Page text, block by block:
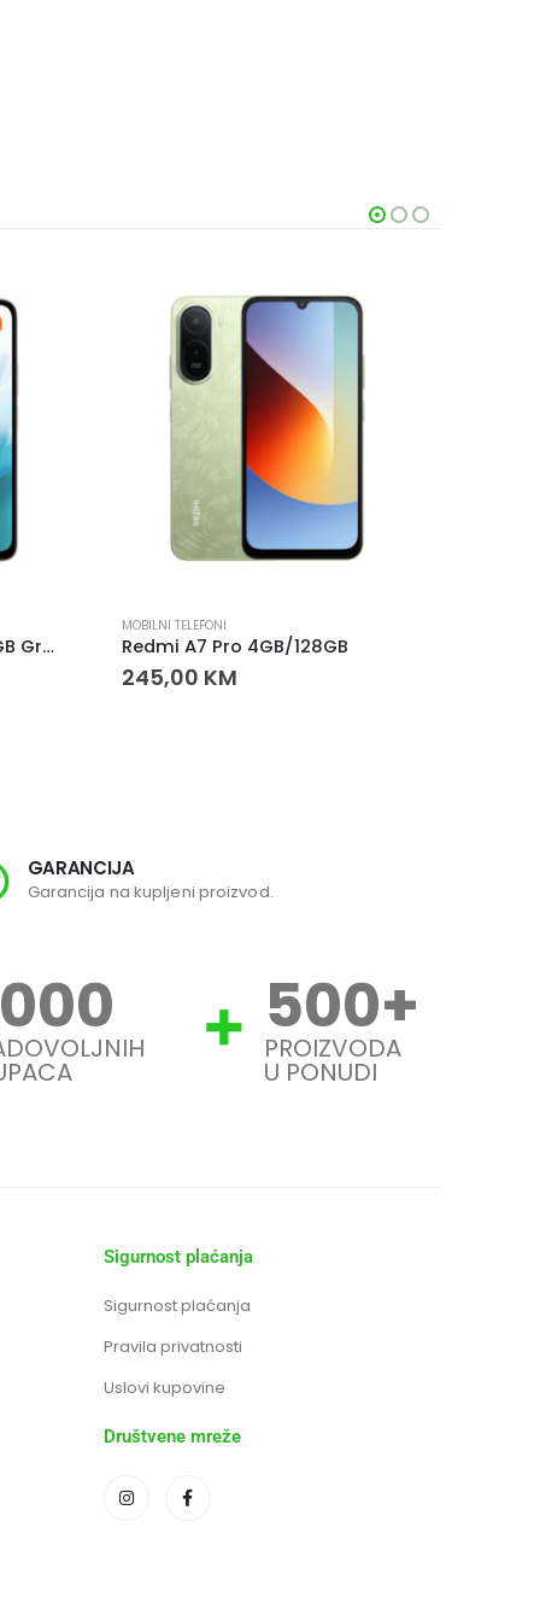
Xiaomi Redmi 15 8GB 256GB Grey pametni telefon
MOBILNI TELEFONI
Redmi A7 Pro 4GB/128GB
245,00 KM
GARANCIJA
Garancija na kupljeni proizvod.
500+
PROIZVODA
U PONUDI
Sigurnost plaćanja
Sigurnost plaćanja
Pravila privatnosti
Uslovi kupovine
Društvene mreže